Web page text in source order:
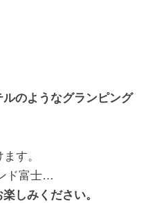
のようなグランピング
す。
ド富士…
しみください。